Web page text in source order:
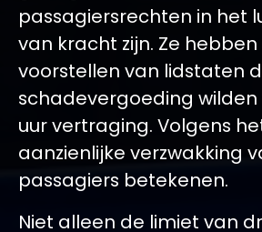
passagiersrechten in het
van kracht zijn. Ze
voorstellen van lidstaten
schadevergoeding wilden
uur vertraging. Volgens
aanzienlijke verzwakking
passagiers betekenen.
Niet alleen de limiet van